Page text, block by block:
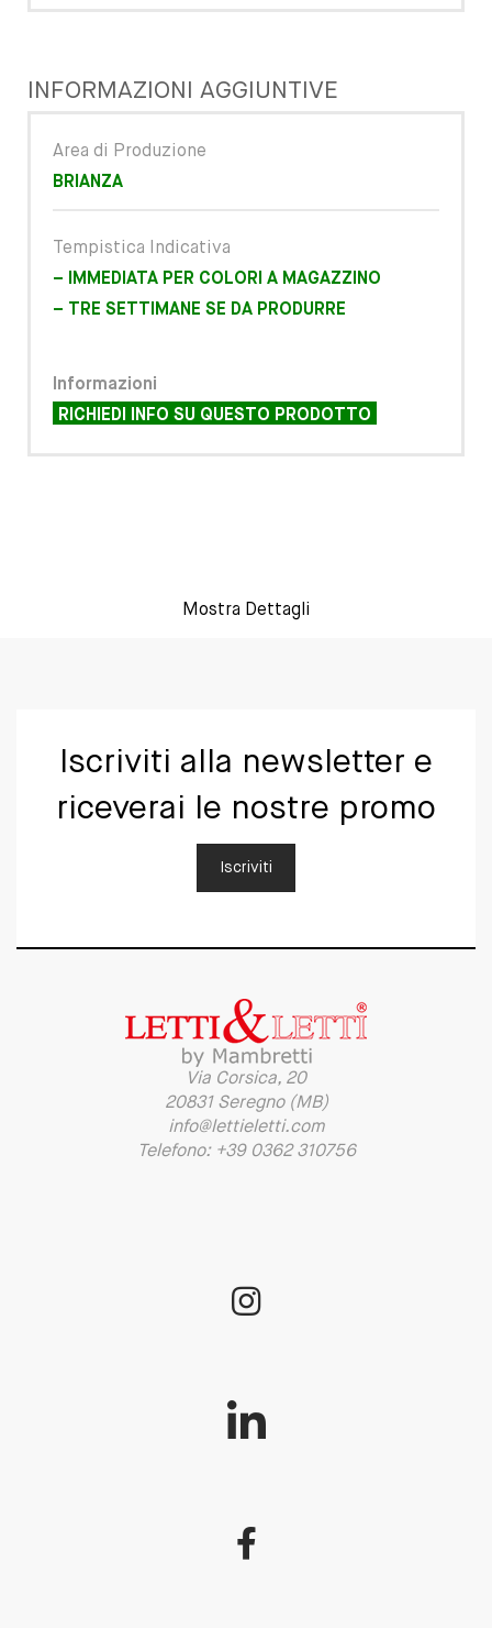
INFORMAZIONI AGGIUNTIVE
Area di Produzione
BRIANZA
Tempistica Indicativa
– IMMEDIATA PER COLORI A MAGAZZINO
– TRE SETTIMANE SE DA PRODURRE
Informazioni
RICHIEDI INFO SU QUESTO PRODOTTO
Mostra Dettagli
Iscriviti alla newsletter e
riceverai le nostre promo
Iscriviti
Via Corsica, 20
20831 Seregno (MB)
info@lettieletti.com
Telefono: +39 0362 310756